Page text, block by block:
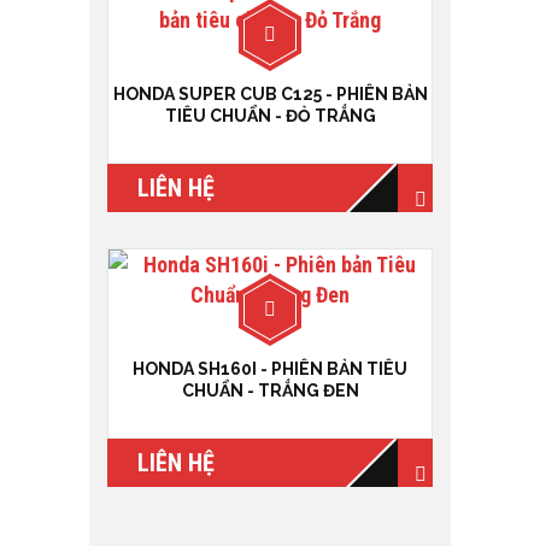
HONDA SUPER CUB C125 - PHIÊN BẢN
TIÊU CHUẨN - ĐỎ TRẮNG
LIÊN HỆ
HONDA SH160I - PHIÊN BẢN TIÊU
CHUẨN - TRẮNG ĐEN
LIÊN HỆ